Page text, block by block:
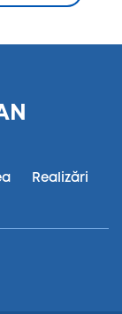
Realizări